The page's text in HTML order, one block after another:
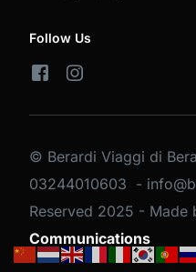
Follow Us
© Berardi Viaggi di
03244010603 -
Reserved 2025 - Made
Communications